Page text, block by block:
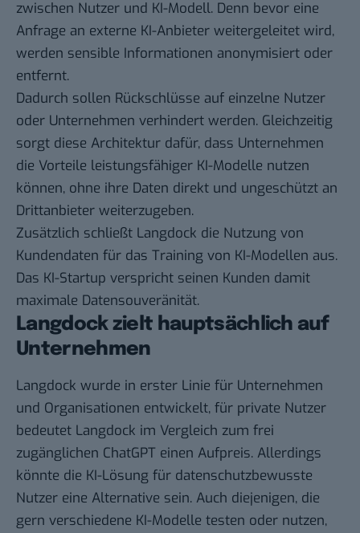
zwischen Nutzer und KI-Modell. Denn bevor eine
Anfrage an externe KI-Anbieter weitergeleitet wird,
werden sensible Informationen anonymisiert oder
entfernt.
Dadurch sollen Rückschlüsse auf einzelne Nutzer
oder Unternehmen verhindert werden. Gleichzeitig
sorgt diese Architektur dafür, dass Unternehmen
die Vorteile leistungsfähiger KI-Modelle nutzen
können, ohne ihre Daten direkt und ungeschützt an
Drittanbieter weiterzugeben.
Zusätzlich schließt Langdock die Nutzung von
Kundendaten für das Training von KI-Modellen aus.
Das KI-Startup verspricht seinen Kunden damit
maximale Datensouveränität.
Langdock zielt hauptsächlich auf
Unternehmen
Langdock wurde in erster Linie für Unternehmen
und Organisationen entwickelt, für private Nutzer
bedeutet Langdock im Vergleich zum frei
zugänglichen ChatGPT einen Aufpreis. Allerdings
könnte die KI-Lösung für datenschutzbewusste
Nutzer eine Alternative sein. Auch diejenigen, die
gern verschiedene KI-Modelle testen oder nutzen,